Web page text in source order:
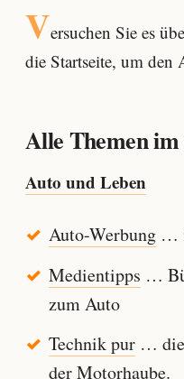
Versuchen Sie es
die Startseite, um den
Alle Themen
Auto und Leben
Auto-Werbung…
Medientipps …
zum Auto
Technik pur… die
der Motorhaube.